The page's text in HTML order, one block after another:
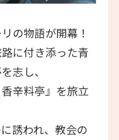
の物語が開幕！
に付き添った青
志し、
辛料亭』を旅立
誘われ、教会の